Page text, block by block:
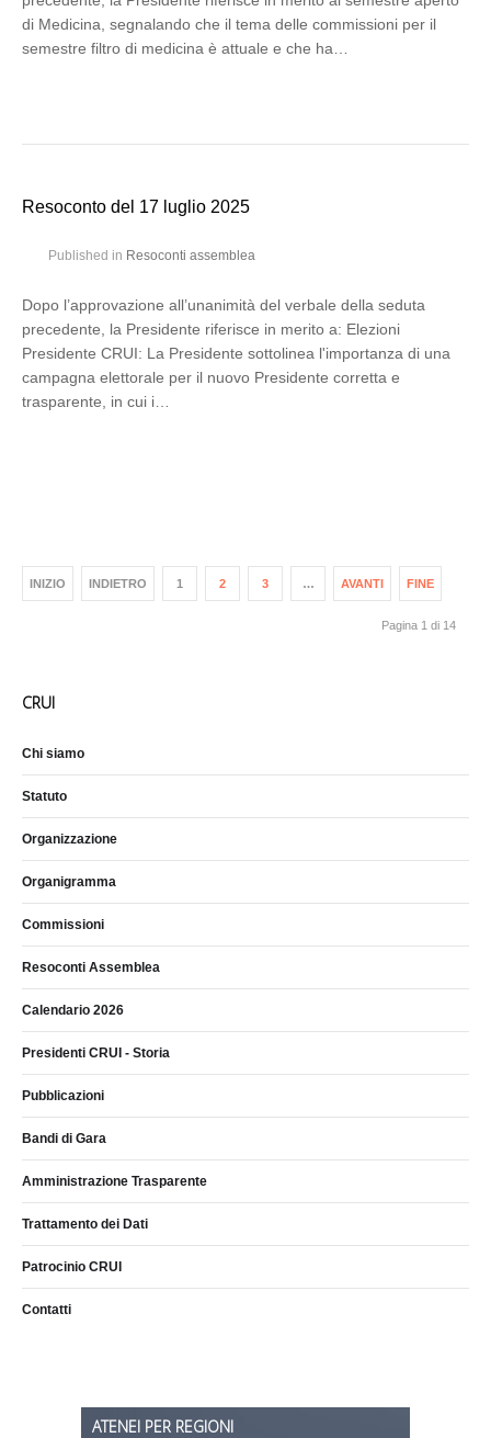
di Medicina, segnalando che il tema delle commissioni per il
semestre filtro di medicina è attuale e che ha…
Resoconto del 17 luglio 2025
Published in Resoconti assemblea
Dopo l’approvazione all’unanimità del verbale della seduta
precedente, la Presidente riferisce in merito a: Elezioni
Presidente CRUI: La Presidente sottolinea l'importanza di una
campagna elettorale per il nuovo Presidente corretta e
trasparente, in cui i…
INIZIO INDIETRO 1 2 3 … AVANTI FINE
Pagina 1 di 14
CRUI
Chi siamo
Statuto
Organizzazione
Organigramma
Commissioni
Resoconti Assemblea
Calendario 2026
Presidenti CRUI - Storia
Pubblicazioni
Bandi di Gara
Amministrazione Trasparente
Trattamento dei Dati
Patrocinio CRUI
Contatti
ATENEI PER REGIONI